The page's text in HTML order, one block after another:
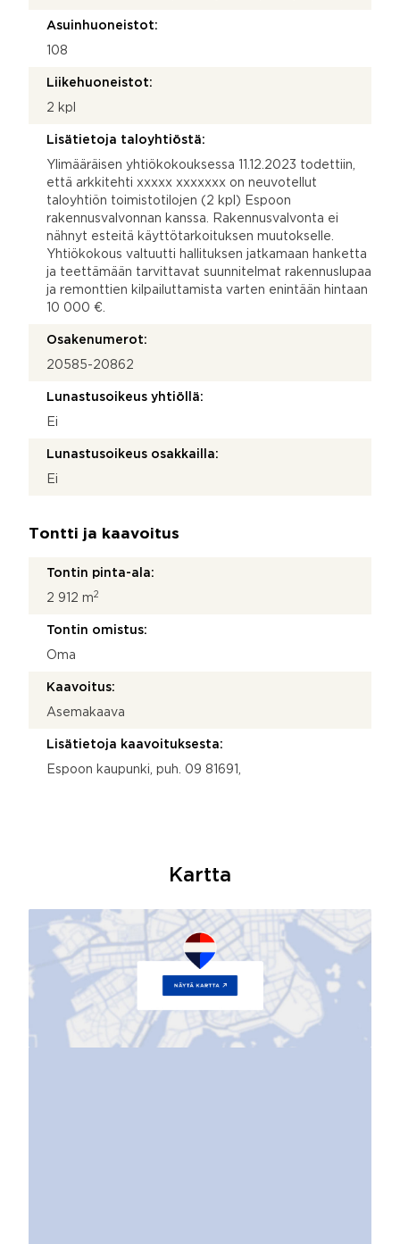
Asuinhuoneistot:
108
Liikehuoneistot:
2 kpl
Lisätietoja taloyhtiöstä:
Ylimääräisen yhtiökokouksessa 11.12.2023 todettiin,
että arkkitehti xxxxx xxxxxxx on neuvotellut
taloyhtiön toimistotilojen (2 kpl) Espoon
rakennusvalvonnan kanssa. Rakennusvalvonta ei
nähnyt esteitä käyttötarkoituksen muutokselle.
Yhtiökokous valtuutti hallituksen jatkamaan hanketta
ja teettämään tarvittavat suunnitelmat rakennuslupaa
ja remonttien kilpailuttamista varten enintään hintaan
10 000 €.
Osakenumerot:
20585-20862
Lunastusoikeus yhtiöllä:
Ei
Lunastusoikeus osakkailla:
Ei
Tontti ja kaavoitus
Tontin pinta-ala:
2 912 m2
Tontin omistus:
Oma
Kaavoitus:
Asemakaava
Lisätietoja kaavoituksesta:
Espoon kaupunki, puh. 09 81691,
Kartta